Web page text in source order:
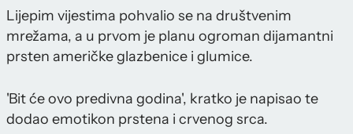
Lijepim vijestima pohvalio se na društvenim
mrežama, a u prvom je planu ogroman dijamantni
prsten američke glazbenice i glumice.
'Bit će ovo predivna godina', kratko je napisao te
dodao emotikon prstena i crvenog srca.